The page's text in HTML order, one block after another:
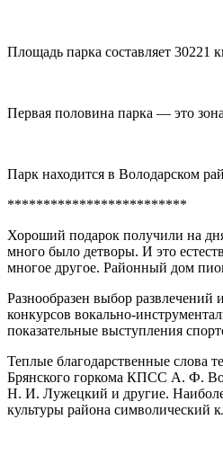
Площадь парка составляет 30221
Первая половина парка — это
Парк находится в Володарском
*************************
Хороший подарок получили на
много было детворы. И это
многое другое. Районный дом
Разнообразен выбор
конкурсов вокально-
показательные выступления
Теплые благодарственные слова
Брянского горкома КПСС А. Ф.
Н. И. Лужецкий и другие.
культуры района символический